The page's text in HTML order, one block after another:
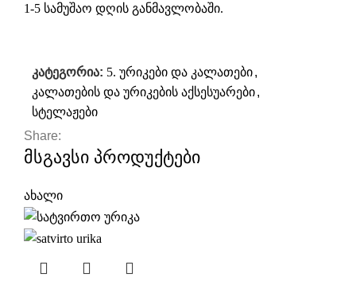
1-5 სამუშაო დღის განმავლობაში.
კატეგორია: 5. ურიკები და კალათები,
კალათების და ურიკების აქსესუარები,
სტელაჟები
Share:
მსგავსი პროდუქტები
ახალი